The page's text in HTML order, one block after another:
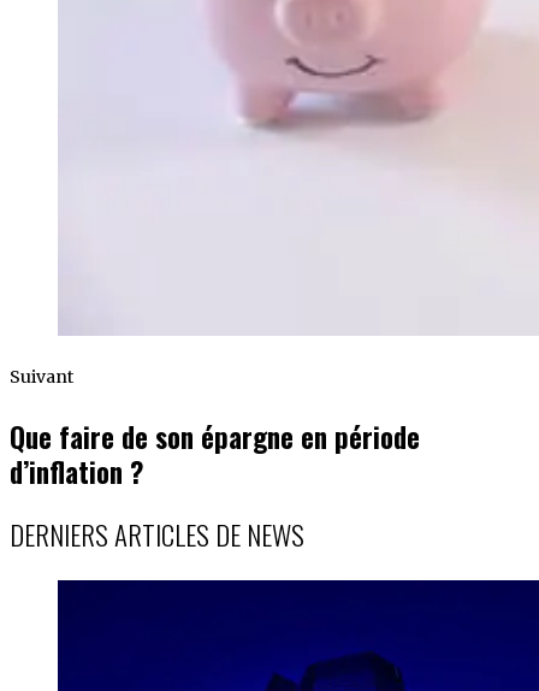
Suivant
Que faire de son épargne en période
d’inflation ?
DERNIERS ARTICLES DE NEWS